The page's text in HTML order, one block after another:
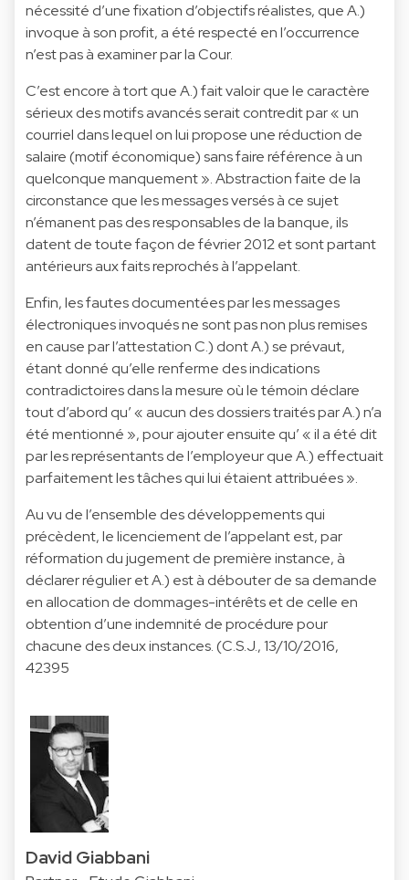
nécessité d’une fixation d’objectifs réalistes, que A.)
invoque à son profit, a été respecté en l’occurrence
n’est pas à examiner par la Cour.
C’est encore à tort que A.) fait valoir que le caractère
sérieux des motifs avancés serait contredit par « un
courriel dans lequel on lui propose une réduction de
salaire (motif économique) sans faire référence à un
quelconque manquement ». Abstraction faite de la
circonstance que les messages versés à ce sujet
n’émanent pas des responsables de la banque, ils
datent de toute façon de février 2012 et sont partant
antérieurs aux faits reprochés à l’appelant.
Enfin, les fautes documentées par les messages
électroniques invoqués ne sont pas non plus remises
en cause par l’attestation C.) dont A.) se prévaut,
étant donné qu’elle renferme des indications
contradictoires dans la mesure où le témoin déclare
tout d’abord qu’ « aucun des dossiers traités par A.) n’a
été mentionné », pour ajouter ensuite qu’ « il a été dit
par les représentants de l’employeur que A.) effectuait
parfaitement les tâches qui lui étaient attribuées ».
Au vu de l’ensemble des développements qui
précèdent, le licenciement de l’appelant est, par
réformation du jugement de première instance, à
déclarer régulier et A.) est à débouter de sa demande
en allocation de dommages-intérêts et de celle en
obtention d’une indemnité de procédure pour
chacune des deux instances. (C.S.J., 13/10/2016,
42395
David Giabbani